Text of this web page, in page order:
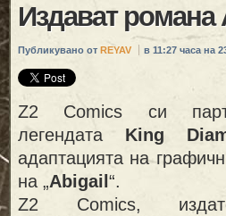
Издават
Публикувано от REYAV в 11:27 часа на
Z2 Comics си
легендата King
адаптацията на
на „Abigail “.
Z2 Comics,